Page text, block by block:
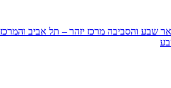
שבע והסביבה מרכז יזהר – תל אביב והמרכז